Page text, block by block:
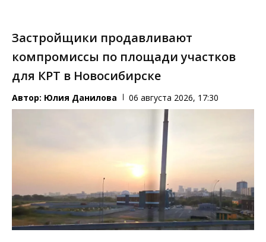
Застройщики продавливают
компромиссы по площади участков
для КРТ в Новосибирске
Автор: Юлия Данилова 06 августа 2026, 17:30